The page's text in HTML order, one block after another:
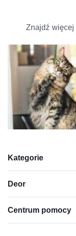
Znajdź
Kategorie
Deor
Centrum pomocy